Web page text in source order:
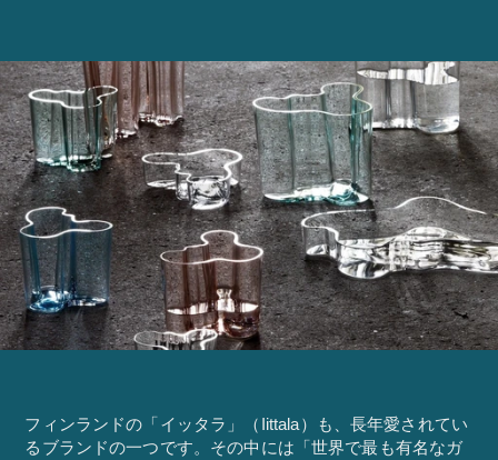
フィンランドの「イッタラ」（Iittala）も、長年愛されてい
るブランドの一つです。その中には「世界で最も有名なガ